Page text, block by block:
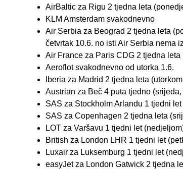
AirBaltic za Rigu 2 tjedna leta
KLM Amsterdam svakodnevno
Air Serbia za Beograd 2 tjedna leta
četvrtak 10.6. no isti Air Serbia nema
Air France za Paris CDG 2 tjedna
Aeroflot svakodnevno od utorka 1.6.
Iberia za Madrid 2 tjedna leta
Austrian za Beč 4 puta tjedno
SAS za Stockholm Arlandu 1 tjedni
SAS za Copenhagen 2 tjedna leta
LOT za Varšavu 1 tjedni let
British za London LHR 1 tjedni let
Luxair za Luksemburg 1 tjedni let
easyJet za London Gatwick 2 tjedna